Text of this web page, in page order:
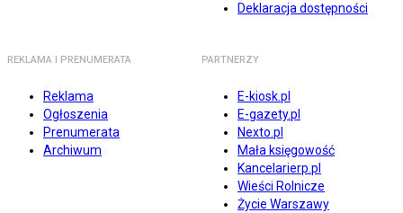
Deklaracja dostępności
REKLAMA I PRENUMERATA
Reklama
Ogłoszenia
Prenumerata
Archiwum
PARTNERZY
E-kiosk.pl
E-gazety.pl
Nexto.pl
Mała księgowość
Kancelarierp.pl
Wieści Rolnicze
Życie Warszawy